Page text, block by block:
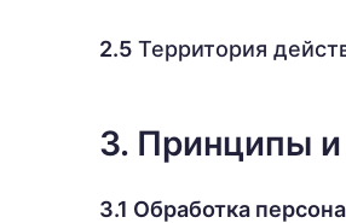
2.5 Территория
3. Принципы
3.1 Обработка